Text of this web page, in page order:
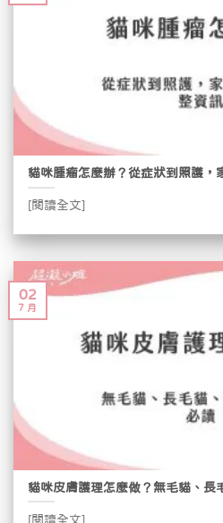
貓咪腫瘤怎麼辦？從症狀到照護，
[閱讀全文]
貓咪皮膚護理怎麼做？無毛貓、長
[閱讀全文]
02
7 月